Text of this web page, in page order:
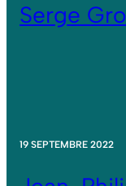
Serge
19 SEPTEMBRE 2022